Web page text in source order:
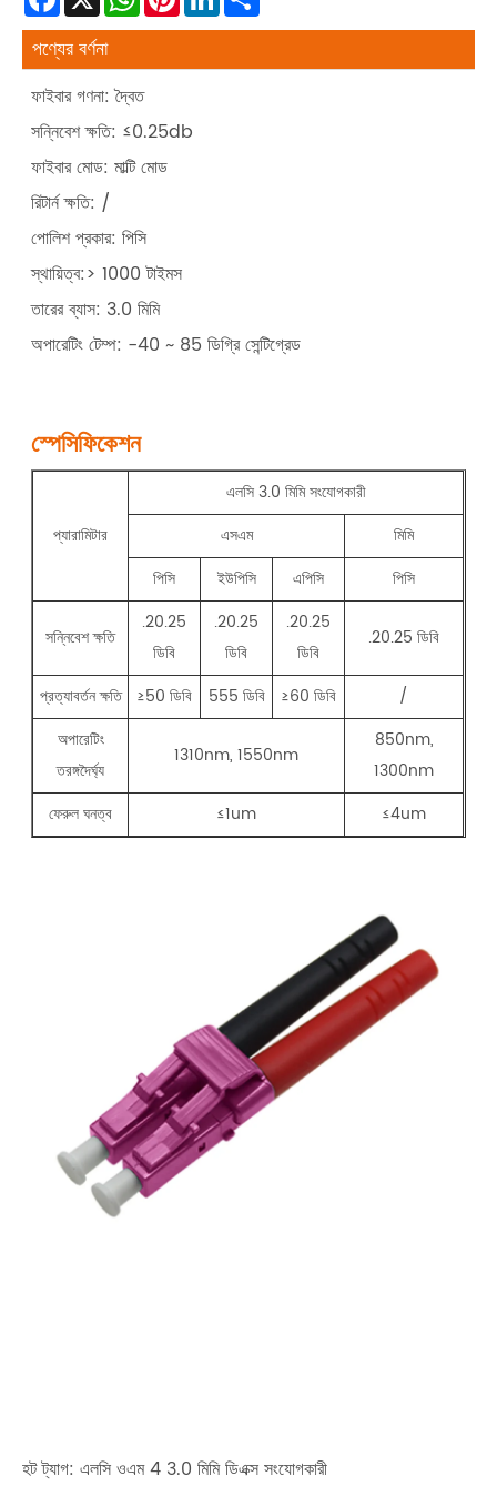
পণ্যের বর্ণনা
ফাইবার গণনা: দ্বৈত
সন্নিবেশ ক্ষতি: ≤0.25db
ফাইবার মোড: মাল্টি মোড
রিটার্ন ক্ষতি: /
পোলিশ প্রকার: পিসি
স্থায়িত্ব:> 1000 টাইমস
তারের ব্যাস: 3.0 মিমি
অপারেটিং টেম্প: -40 ~ 85 ডিগ্রি সেন্টিগ্রেড
স্পেসিফিকেশন
প্যারামিটার
এলসি 3.0 মিমি সংযোগকারী
এসএম
মিমি
পিসি
ইউপিসি এপিসি পিসি
সন্নিবেশ ক্ষতি
.20.25
ডিবি
.20.25
ডিবি
.20.25
ডিবি
.20.25 ডিবি
প্রত্যাবর্তন ক্ষতি ≥50 ডিবি 555 ডিবি ≥60 ডিবি
/
অপারেটিং
তরঙ্গদৈর্ঘ্য
1310nm, 1550nm
850nm,
1300nm
ফেরুল ঘনত্ব
≤1um ≤4um
হট ট্যাগ: এলসি ওএম 4 3.0 মিমি ডিএক্স সংযোগকারী